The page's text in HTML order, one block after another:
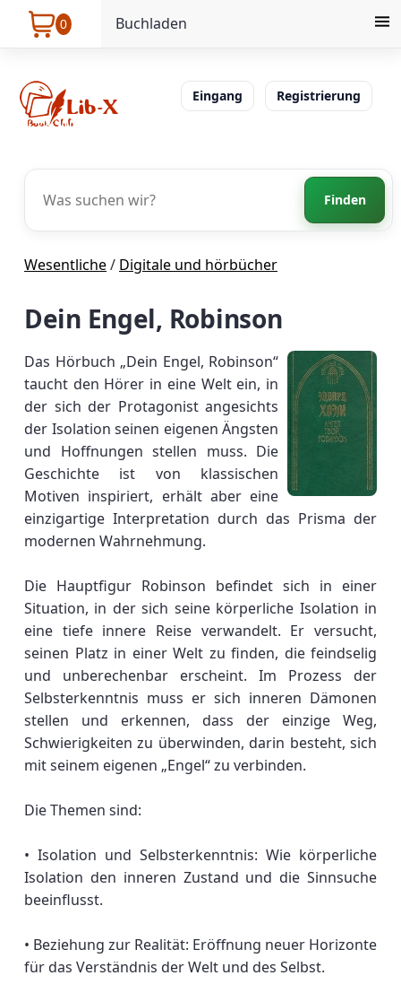
0 Buchladen
Eingang Registrierung
Finden
Wesentliche/ Digitale und hörbücher
Dein Engel, Robinson
Das Hörbuch „Dein Engel, Robinson“
taucht den Hörer in eine Welt ein, in
der sich der Protagonist angesichts
der Isolation seinen eigenen Ängsten
und Hoffnungen stellen muss. Die
Geschichte ist von klassischen
Motiven inspiriert, erhält aber eine
einzigartige Interpretation durch das Prisma der
modernen Wahrnehmung.
Die Hauptfigur Robinson befindet sich in einer
Situation, in der sich seine körperliche Isolation in
eine tiefe innere Reise verwandelt. Er versucht,
seinen Platz in einer Welt zu finden, die feindselig
und unberechenbar erscheint. Im Prozess der
Selbsterkenntnis muss er sich inneren Dämonen
stellen und erkennen, dass der einzige Weg,
Schwierigkeiten zu überwinden, darin besteht, sich
mit seinem eigenen „Engel“ zu verbinden.
Die Themen sind:
• Isolation und Selbsterkenntnis: Wie körperliche
Isolation den inneren Zustand und die Sinnsuche
beeinflusst.
• Beziehung zur Realität: Eröffnung neuer Horizonte
für das Verständnis der Welt und des Selbst.